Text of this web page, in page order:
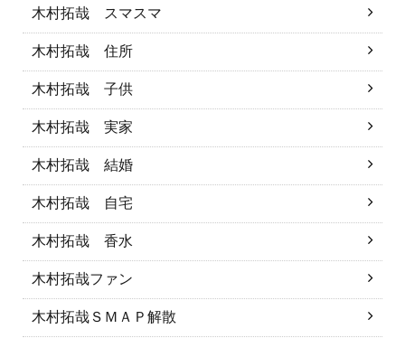
木村拓哉 スマスマ
木村拓哉 住所
木村拓哉 子供
木村拓哉 実家
木村拓哉 結婚
木村拓哉 自宅
木村拓哉 香水
木村拓哉ファン
木村拓哉ＳＭＡＰ解散